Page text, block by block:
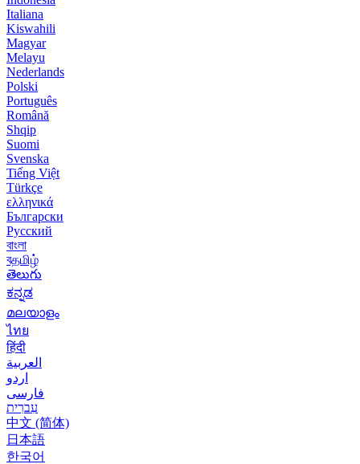
Italiana
Kiswahili
Magyar
Melayu
Nederlands
Polski
Português
Română
Shqip
Suomi
Svenska
Tiếng Việt
Türkçe
ελληνικά
Български
Русский
বাংলা
বதமிழ்
తెలుగు
ಕನ್ನಡ
മലയാളം
ไทย
हिंदी
العربية
اردو
فارسی
עִברִית
中文 (简体)
日本語
한국어